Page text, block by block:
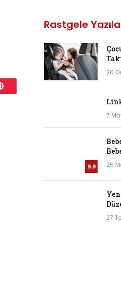
Pinterest
Rastgele
20
7
9.9 25
27